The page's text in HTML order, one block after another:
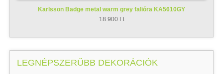
Karlsson Badge metal warm grey falióra KA5610GY
18.900 Ft
LEGNÉPSZERŰBB DEKORÁCIÓK